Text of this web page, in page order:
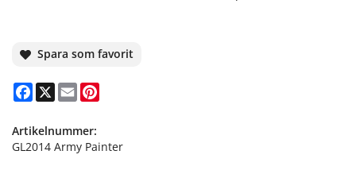
Spara som favorit
Facebook
X Email
Artikelnummer:
GL2014 Army Painter